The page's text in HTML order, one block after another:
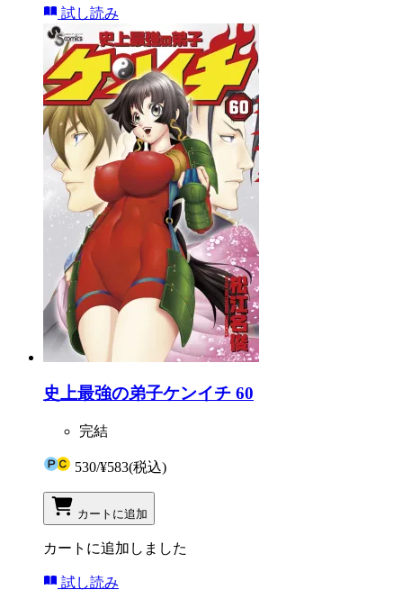
試し読み
史上最強の弟子ケンイチ 60
完結
530/¥583(税込)
カートに追加
カートに追加しました
試し読み